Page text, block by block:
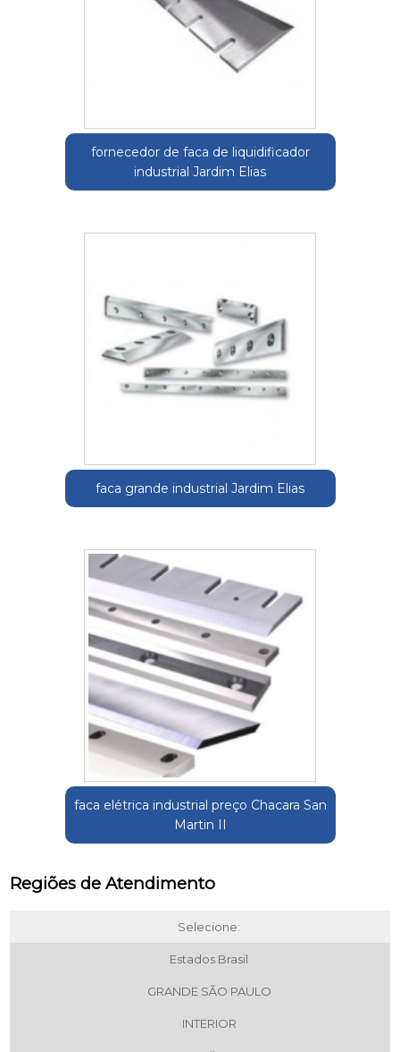
fornecedor de faca de liquidificador
industrial Jardim Elias
faca grande industrial Jardim Elias
faca elétrica industrial preço Chacara San
Martin II
Regiões de Atendimento
Selecione:
Estados Brasil
GRANDE SÃO PAULO
INTERIOR